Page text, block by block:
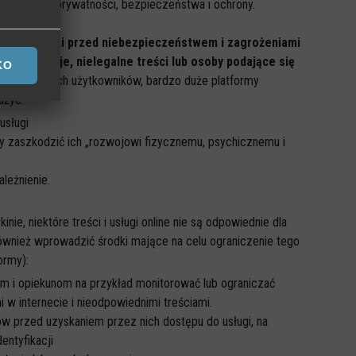
poziom prywatności, bezpieczeństwa i ochrony.
chronieni przed niebezpieczeństwem i zagrożeniami
informacje, nielegalne treści lub osoby podające się
dla młodych użytkowników, bardzo duże platformy
zaszkodzić ich „rozwojowi fizycznemu, psychicznemu i
niektóre treści i usługi online nie są odpowiednie dla
wprowadzić środki mające na celu ograniczenie tego
i opiekunom na przykład monitorować lub ograniczać
internecie i nieodpowiednimi treściami.
przed uzyskaniem przez nich dostępu do usługi, na